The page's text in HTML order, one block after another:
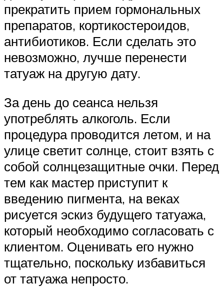
прекратить прием гормональных
препаратов, кортикостероидов,
антибиотиков. Если сделать это
невозможно, лучше перенести
татуаж на другую дату.
За день до сеанса нельзя
употреблять алкоголь. Если
процедура проводится летом, и на
улице светит солнце, стоит взять с
собой солнцезащитные очки. Перед
тем как мастер приступит к
введению пигмента, на веках
рисуется эскиз будущего татуажа,
который необходимо согласовать с
клиентом. Оценивать его нужно
тщательно, поскольку избавиться
от татуажа непросто.